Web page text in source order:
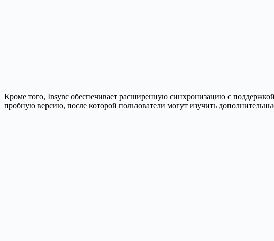
Кроме того, Insync обеспечивает расширенную синхронизацию с
пробную версию, после которой пользователи могут изучить